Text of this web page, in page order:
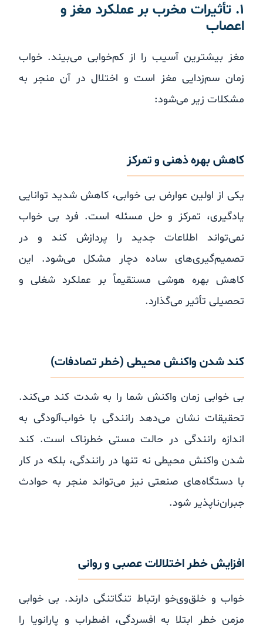
۱. تأثیرات مخرب بر عملکرد مغز و
اعصاب
مغز بیشترین آسیب را از کم‌خوابی می‌بیند. خواب
زمان سم‌زدایی مغز است و اختلال در آن منجر به
مشکلات زیر می‌شود:
کاهش بهره ذهنی و تمرکز
یکی از اولین عوارض بی خوابی، کاهش شدید توانایی
یادگیری، تمرکز و حل مسئله است. فرد بی خواب
نمی‌تواند اطلاعات جدید را پردازش کند و در
تصمیم‌گیری‌های ساده دچار مشکل می‌شود. این
کاهش بهره هوشی مستقیماً بر عملکرد شغلی و
تحصیلی تأثیر می‌گذارد.
کند شدن واکنش محیطی (خطر تصادفات)
بی خوابی زمان واکنش شما را به شدت کند می‌کند.
تحقیقات نشان می‌دهد رانندگی با خواب‌آلودگی به
اندازه رانندگی در حالت مستی خطرناک است. کند
شدن واکنش محیطی نه تنها در رانندگی، بلکه در کار
با دستگاه‌های صنعتی نیز می‌تواند منجر به حوادث
جبران‌ناپذیر شود.
افزایش خطر اختلالات عصبی و روانی
خواب و خلق‌وی‌خو ارتباط تنگاتنگی دارند. بی خوابی
مزمن خطر ابتلا به افسردگی، اضطراب و پارانویا را